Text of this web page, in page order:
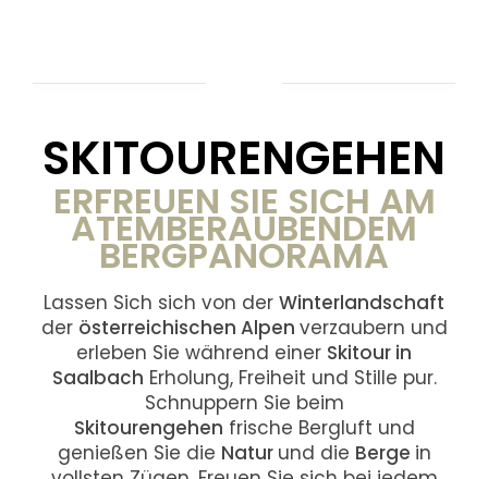
SKITOURENGEHEN
ERFREUEN SIE SICH AM
ATEMBERAUBENDEM
BERGPANORAMA
Lassen Sich sich von der Winterlandschaft
der österreichischen Alpen verzaubern und
erleben Sie während einer Skitour in
Saalbach Erholung, Freiheit und Stille pur.
Schnuppern Sie beim
Skitourengehen frische Bergluft und
genießen Sie die Natur und die Berge in